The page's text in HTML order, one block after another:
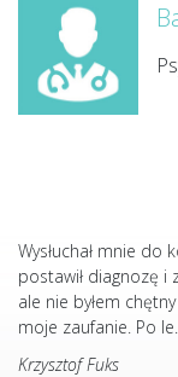
Wysłuchał mnie do
postawił diagnozę i
ale nie byłem
moje zaufanie. Po le
Krzysztof Fuks